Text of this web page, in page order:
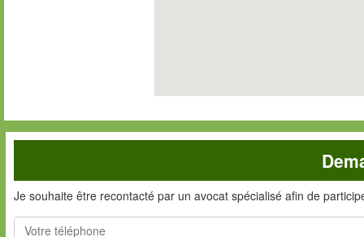
Je souhaite être recontacté par un avocat spécialisé afin de